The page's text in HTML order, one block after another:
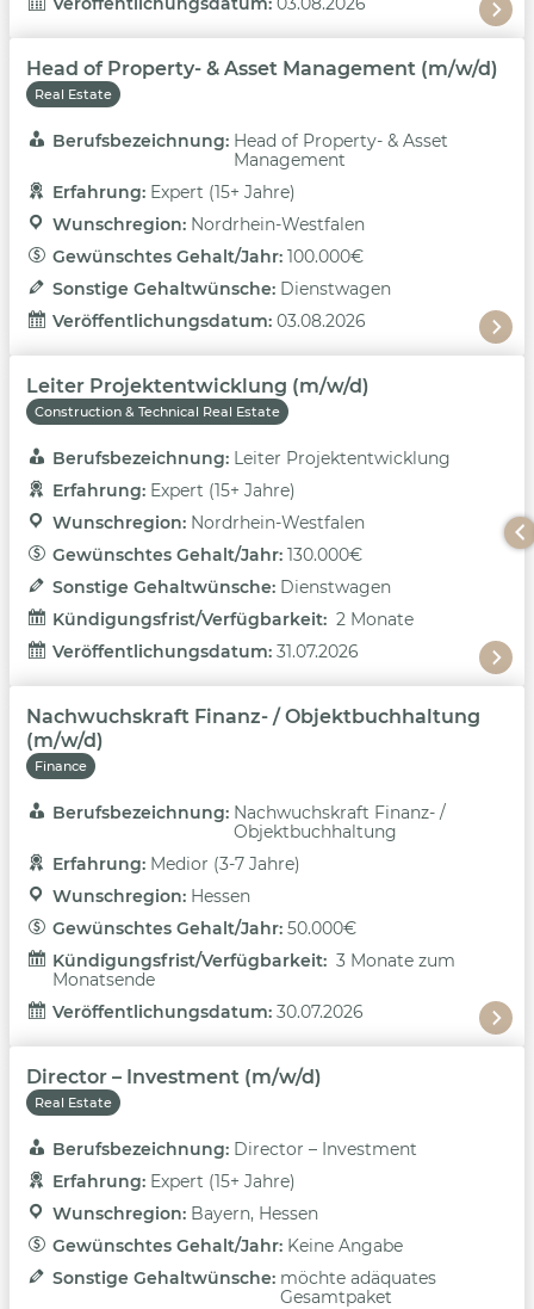
Head of Property- & Asset Management (m/w/d)
Real Estate
Berufsbezeichnung: Head of Property- & Asset
Management
Erfahrung: Expert (15+ Jahre)
Wunschregion: Nordrhein-Westfalen
Gewünschtes Gehalt/Jahr: 100.000€
Sonstige Gehaltwünsche: Dienstwagen
Veröffentlichungsdatum: 03.08.2026
Leiter Projektentwicklung (m/w/d)
Construction & Technical Real Estate
Berufsbezeichnung: Leiter Projektentwicklung
Erfahrung: Expert (15+ Jahre)
Wunschregion: Nordrhein-Westfalen
Gewünschtes Gehalt/Jahr: 130.000€
Sonstige Gehaltwünsche: Dienstwagen
Kündigungsfrist/Verfügbarkeit: 2 Monate
Veröffentlichungsdatum: 31.07.2026
Nachwuchskraft Finanz- / Objektbuchhaltung
(m/w/d)
Finance
Berufsbezeichnung: Nachwuchskraft Finanz- /
Objektbuchhaltung
Erfahrung: Medior (3-7 Jahre)
Wunschregion: Hessen
Gewünschtes Gehalt/Jahr: 50.000€
Kündigungsfrist/Verfügbarkeit: 3 Monate zum
Monatsende
Veröffentlichungsdatum: 30.07.2026
Director – Investment (m/w/d)
Real Estate
Berufsbezeichnung: Director – Investment
Erfahrung: Expert (15+ Jahre)
Wunschregion: Bayern, Hessen
Gewünschtes Gehalt/Jahr: Keine Angabe
Sonstige Gehaltwünsche: möchte adäquates
Gesamtpaket